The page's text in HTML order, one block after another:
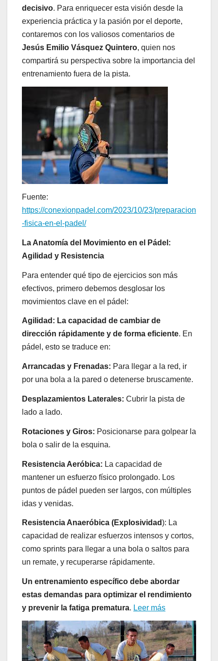
decisivo. Para enriquecer esta visión desde la
experiencia práctica y la pasión por el deporte,
contaremos con los valiosos comentarios de
Jesús Emilio Vásquez Quintero, quien nos
compartirá su perspectiva sobre la importancia del
entrenamiento fuera de la pista.
Fuente:
https://conexionpadel.com/2023/10/23/preparacion
-fisica-en-el-padel/
La Anatomía del Movimiento en el Pádel:
Agilidad y Resistencia
Para entender qué tipo de ejercicios son más
efectivos, primero debemos desglosar los
movimientos clave en el pádel:
Agilidad: La capacidad de cambiar de
dirección rápidamente y de forma eficiente. En
pádel, esto se traduce en:
Arrancadas y Frenadas: Para llegar a la red, ir
por una bola a la pared o detenerse bruscamente.
Desplazamientos Laterales: Cubrir la pista de
lado a lado.
Rotaciones y Giros: Posicionarse para golpear la
bola o salir de la esquina.
Resistencia Aeróbica: La capacidad de
mantener un esfuerzo físico prolongado. Los
puntos de pádel pueden ser largos, con múltiples
idas y venidas.
Resistencia Anaeróbica (Explosividad): La
capacidad de realizar esfuerzos intensos y cortos,
como sprints para llegar a una bola o saltos para
un remate, y recuperarse rápidamente.
Un entrenamiento específico debe abordar
estas demandas para optimizar el rendimiento
y prevenir la fatiga prematura. Leer más